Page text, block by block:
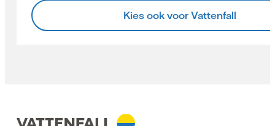
Kies ook voor Vattenfall